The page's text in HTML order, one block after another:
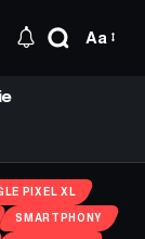
Aa
PIXEL XL
SMARTPHONY